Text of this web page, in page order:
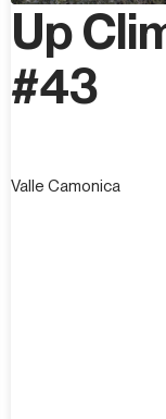
Up
#43
Valle Camonica